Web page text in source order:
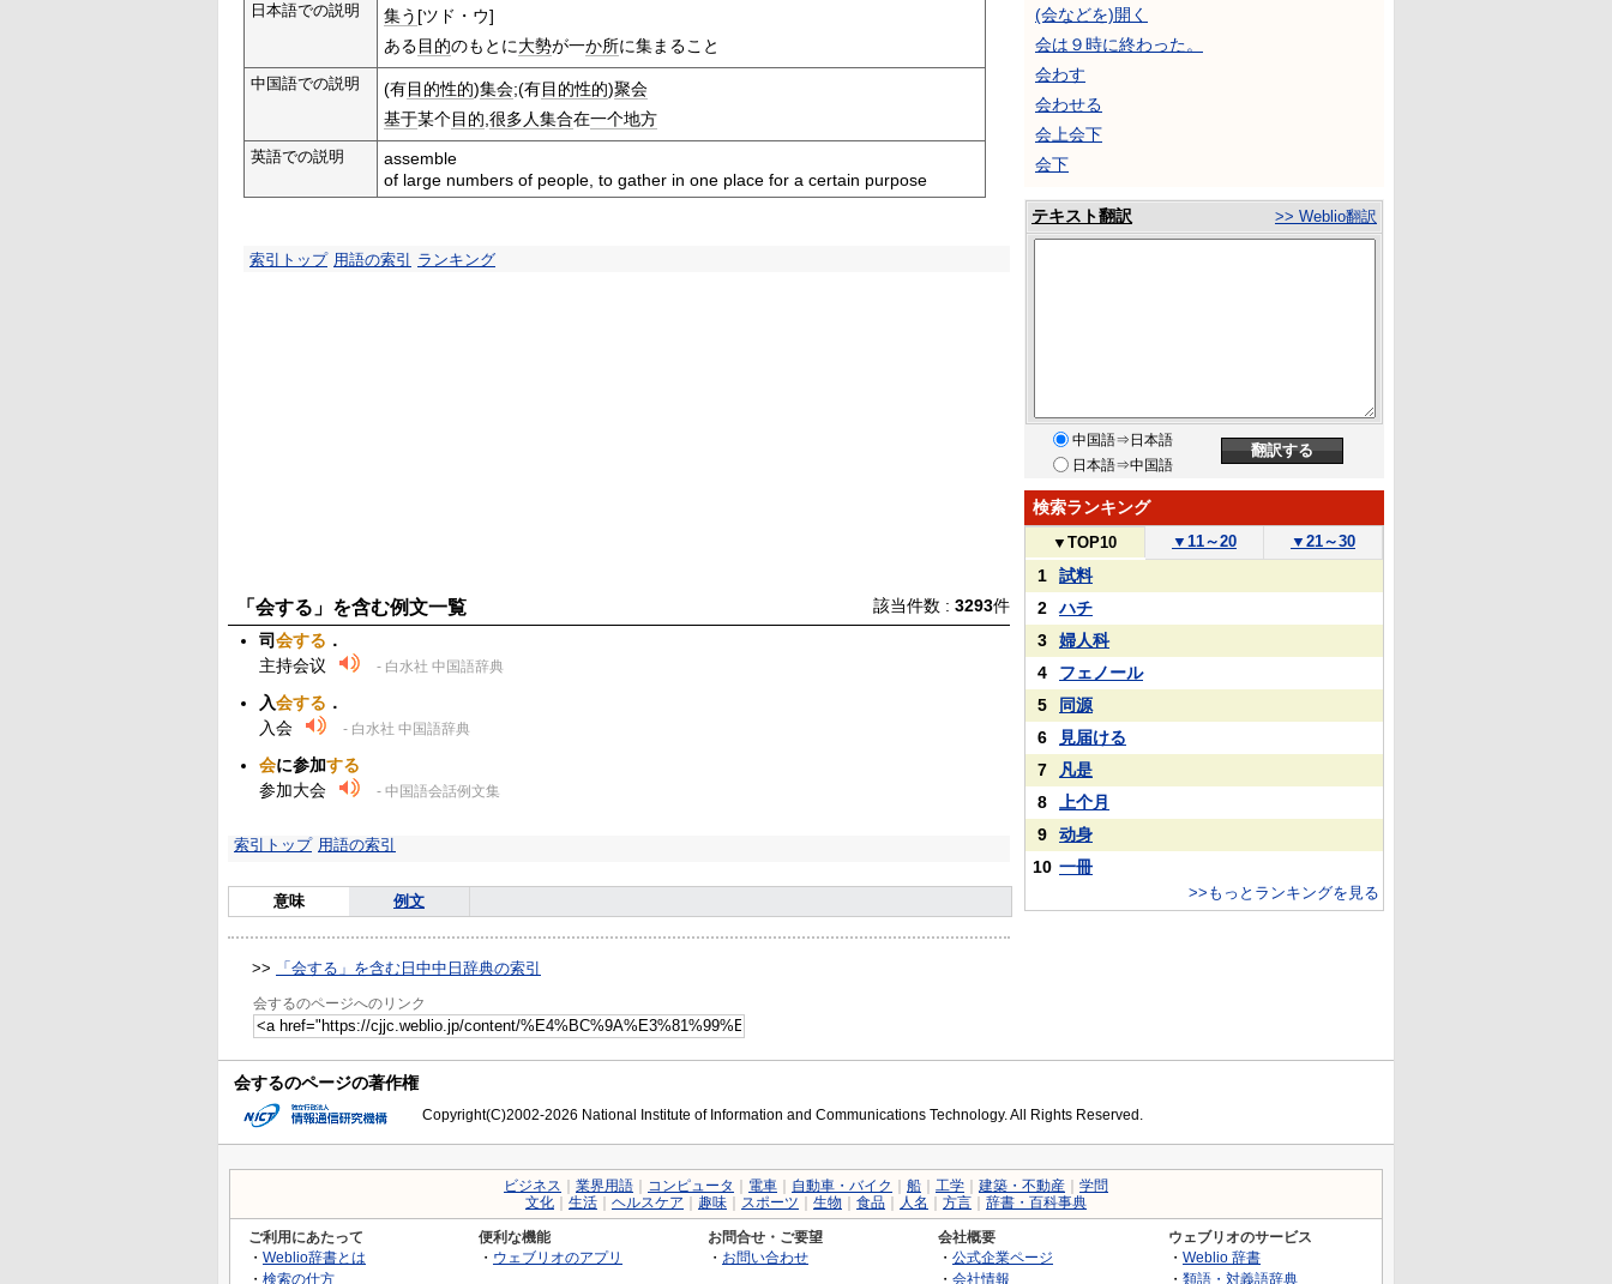
日本語での説明 集う [ツド・ウ]
ある目的のもとに大勢が一か所に集まること
中国語での説明 (有目的性的)集会;(有目的性的)聚会
基于某个目的 很多人集合在一个地方
英語での説明
assemble
of large numbers of people, to gather in one place for a certain purpose
索引トップ 用語の索引 ランキング
「会する」を含む例文一覧 該当件数 : 3293件
司会する ．
主持会议
- 白水社 中国語辞典
入会する ．
入会
- 白水社 中国語辞典
会に参加する
参加大会
- 中国語会話例文集
索引トップ 用語の索引
意味 例文
>> 「会する」を含む日中中日辞典の索引
会するのページへのリンク
(会などを)開く
会は９時に終わった。
会わす
会わせる
会上会下
会下
テキスト翻訳 >> Weblio翻訳
中国語⇒日本語
日本語⇒中国語
検索ランキング
▼ TOP10 ▼ 11～20 ▼ 21～30
1
試料
2
ハチ
3
婦人科
4
フェノール
5
同源
6
見届ける
7
凡是
8
上个月
9
动身
10 一冊
>>もっとランキングを見る
会するのページの著作権
Copyright(C)2002-2026 National Institute of Information and Communications Technology. All Rights Reserved.
ビジネス 業界用語 コンピュータ 電車 自動車・バイク 船 工学 建築・不動産
学問
文化
生活 ヘルスケア 趣味 スポーツ 生物 食品 人名 方言 辞書・百科事典
ご利用にあたって
・ Weblio辞書とは
・ 検索の仕方
便利な機能
・ ウェブリオのアプリ
お問合せ・ご要望
・ お問い合わせ
会社概要
・ 公式企業ページ
・ 会社情報
ウェブリオのサービス
・ Weblio 辞書
・ 類語・対義語辞典